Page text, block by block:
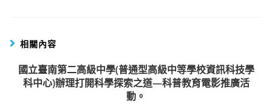
相關內容
國立臺南第二高級中學(普通型高級中等學校資訊科技學
科中心)辦理打開科學探索之道—科普教育電影推廣活
動。